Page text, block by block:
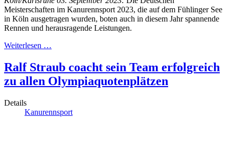
Meisterschaften im Kanurennsport 2023, die auf dem Fühlinger See
in Köln ausgetragen wurden, boten auch in diesem Jahr spannende
Rennen und herausragende Leistungen.
Weiterlesen …
Ralf Straub coacht sein Team erfolgreich
zu allen Olympiaquotenplätzen
Details
Kanurennsport